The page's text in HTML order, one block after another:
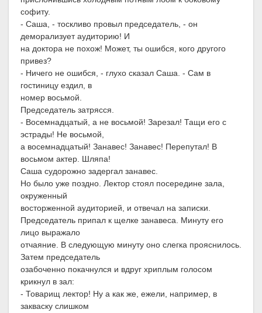
софиту.
- Саша, - тоскливо провыл председатель, - он
деморализует аудиторию! И
на доктора не похож! Может, ты ошибся, кого другого
привез?
- Ничего не ошибся, - глухо сказал Саша. - Сам в
гостиницу ездил, в
номер восьмой.
Председатель затрясся.
- Восемнадцатый, а не восьмой! Зарезал! Тащи его с
эстрады! Не восьмой,
а восемнадцатый! Занавес! Занавес! Перепутал! В
восьмом актер. Шляпа!
Саша судорожно задергал занавес.
Но было уже поздно. Лектор стоял посередине зала,
окруженный
восторженной аудиторией, и отвечал на записки.
Председатель припал к щелке занавеса. Минуту его
лицо выражало
отчаяние. В следующую минуту оно слегка прояснилось.
Затем председатель
озабоченно покачнулся и вдруг хриплым голосом
крикнул в зал:
- Товарищ лектор! Ну а как же, ежели, например, в
закваску слишком